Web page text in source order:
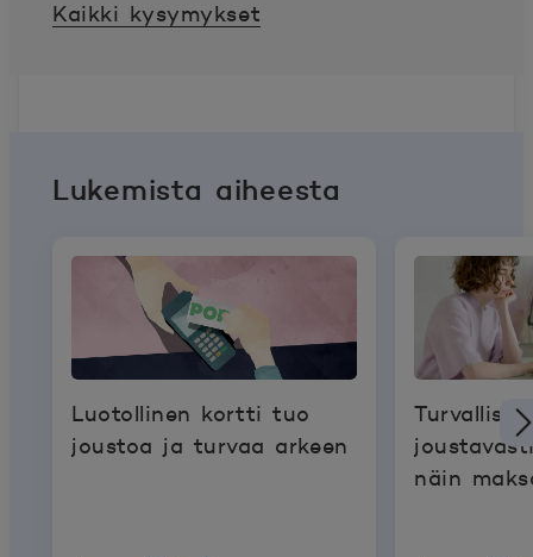
Kaikki kysymykset
Lukemista aiheesta
Luotollinen kortti tuo
joustoa ja turvaa arkeen
näin